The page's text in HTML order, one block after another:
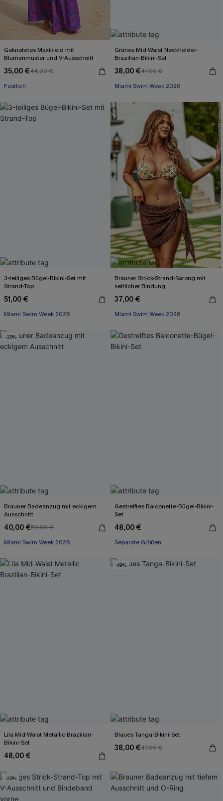
Geknotetes Maxikleid mit
Blumenmuster und V-Ausschnitt
35,00 €44,00 €
Festlich
Grünes Mid-Waist Neckholder-
Brazilian-Bikini-Set
38,00 €47,00 €
Miami Swim Week 2026
3-teiliges Bügel-Bikini-Set mit
Strand-Top
51,00 €
Miami Swim Week 2026
Brauner Strick-Strand-Sarong mit
seitlicher Bindung
37,00 €
Miami Swim Week 2026
-20%
Brauner Badeanzug mit eckigem
Ausschnitt
40,00 €50,00 €
Miami Swim Week 2026
Gestreiftes Balconette-Bügel-Bikini-
Set
48,00 €
Separate Größen
Lila Mid-Waist Metallic Brazilian-
Bikini-Set
48,00 €
-19%
Blaues Tanga-Bikini-Set
38,00 €47,00 €
-20%